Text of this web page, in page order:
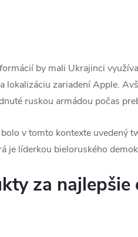
by mali Ukrajinci
lokalizáciu zariadení Apple.
ruskou armádou počas
v tomto kontexte uvedený
je líderkou bieloruského
za najlepšie